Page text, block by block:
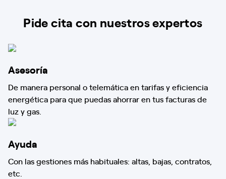
Pide cita con nuestros expertos
Asesoría
De manera personal o telemática en tarifas y eficiencia
energética para que puedas ahorrar en tus facturas de
luz y gas.
Ayuda
Con las gestiones más habituales: altas, bajas, contratos,
etc.